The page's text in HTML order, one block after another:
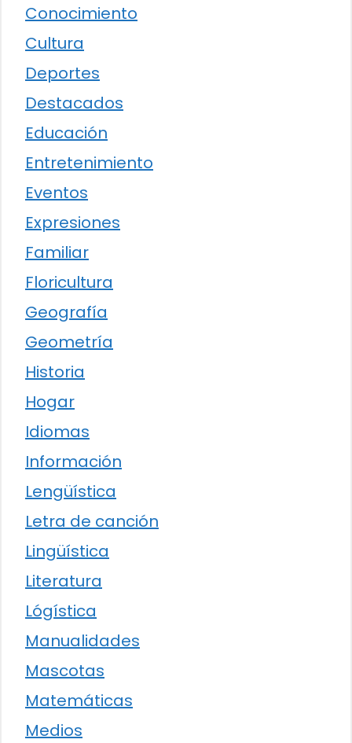
Conocimiento
Cultura
Deportes
Destacados
Educación
Entretenimiento
Eventos
Expresiones
Familiar
Floricultura
Geografía
Geometría
Historia
Hogar
Idiomas
Información
Lengüística
Letra de canción
Lingüística
Literatura
Lógística
Manualidades
Mascotas
Matemáticas
Medios